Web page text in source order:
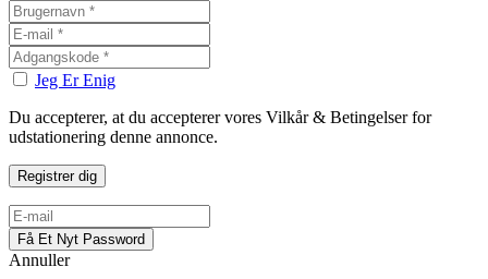
Jeg Er Enig
Du accepterer, at du accepterer vores Vilkår & Betingelser for
udstationering denne annonce.
Annuller